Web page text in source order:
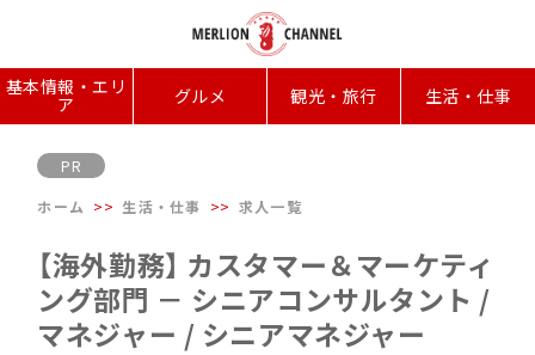
基本情報・エリ
ア グルメ 観光・旅行 生活・仕事
PR
ホーム
生活・仕事 求人一覧
【海外勤務】 カスタマー＆マーケティ
ング部門 － シニアコンサルタント /
マネジャー / シニアマネジャー